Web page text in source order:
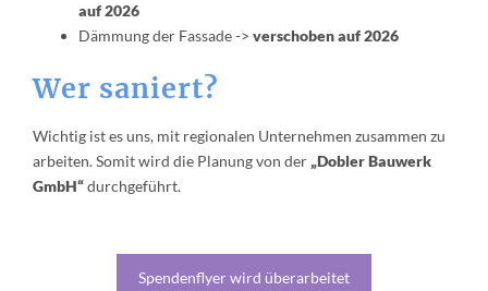
auf 2026
Dämmung der Fassade -> verschoben auf 2026
Wer saniert?
Wichtig ist es uns, mit regionalen Unternehmen zusammen zu
arbeiten. Somit wird die Planung von der„Dobler Bauwerk
GmbH“durchgeführt.
Spendenflyer wird überarbeitet